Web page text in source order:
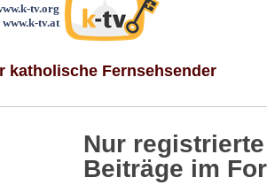
tv.org
www.k-tv.at
katholische Fernsehsender
Nur
Beiträge im